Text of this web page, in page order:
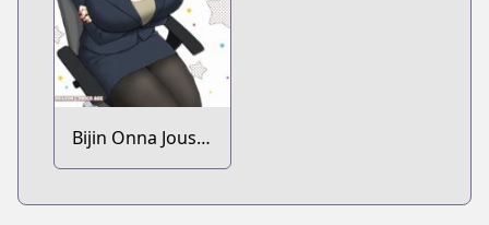
Bijin Onna Joushi
Takizawa-san